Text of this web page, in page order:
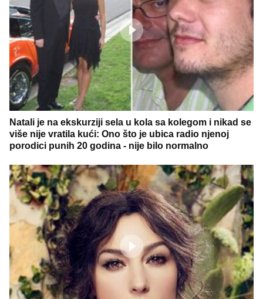
Natali je na ekskurziji sela u kola sa kolegom i nikad se
više nije vratila kući: Ono što je ubica radio njenoj
porodici punih 20 godina - nije bilo normalno